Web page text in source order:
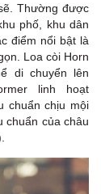
Thường được
phố, khu dân
điểm nổi bật là
Loa còi Horn
di chuyển lên
linh hoạt
chuẩn chịu mội
chuẩn của châu